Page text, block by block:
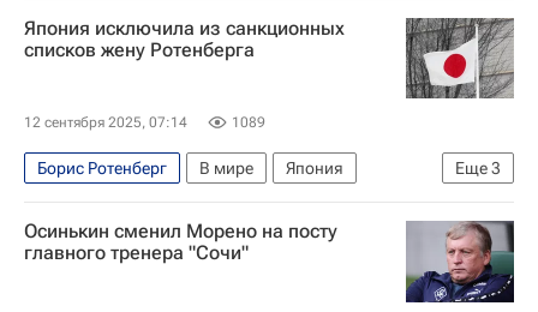
Япония исключила из санкционных
списков жену Ротенберга
12 сентября 2025, 07:14 1089
Еще3
Борис Ротенберг В мире
Япония
Россия
Украина Госдума РФ
Осинькин сменил Морено на посту
главного тренера "Сочи"